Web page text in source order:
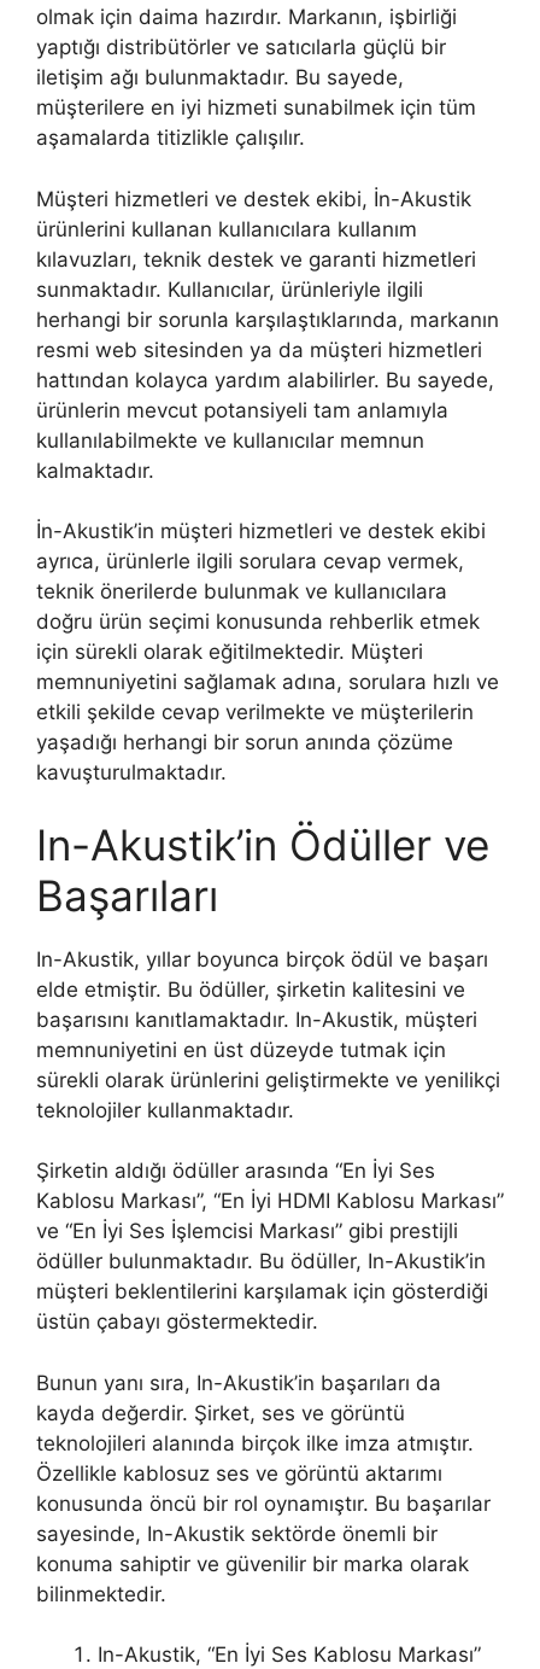
olmak için daima hazırdır. Markanın, işbirliği
yaptığı distribütörler ve satıcılarla güçlü bir
iletişim ağı bulunmaktadır. Bu sayede,
müşterilere en iyi hizmeti sunabilmek için tüm
aşamalarda titizlikle çalışılır.
Müşteri hizmetleri ve destek ekibi, İn-Akustik
ürünlerini kullanan kullanıcılara kullanım
kılavuzları, teknik destek ve garanti hizmetleri
sunmaktadır. Kullanıcılar, ürünleriyle ilgili
herhangi bir sorunla karşılaştıklarında, markanın
resmi web sitesinden ya da müşteri hizmetleri
hattından kolayca yardım alabilirler. Bu sayede,
ürünlerin mevcut potansiyeli tam anlamıyla
kullanılabilmekte ve kullanıcılar memnun
kalmaktadır.
İn-Akustik’in müşteri hizmetleri ve destek ekibi
ayrıca, ürünlerle ilgili sorulara cevap vermek,
teknik önerilerde bulunmak ve kullanıcılara
doğru ürün seçimi konusunda rehberlik etmek
için sürekli olarak eğitilmektedir. Müşteri
memnuniyetini sağlamak adına, sorulara hızlı ve
etkili şekilde cevap verilmekte ve müşterilerin
yaşadığı herhangi bir sorun anında çözüme
kavuşturulmaktadır.
In-Akustik’in Ödüller ve
Başarıları
In-Akustik, yıllar boyunca birçok ödül ve başarı
elde etmiştir. Bu ödüller, şirketin kalitesini ve
başarısını kanıtlamaktadır. In-Akustik, müşteri
memnuniyetini en üst düzeyde tutmak için
sürekli olarak ürünlerini geliştirmekte ve yenilikçi
teknolojiler kullanmaktadır.
Şirketin aldığı ödüller arasında “En İyi Ses
Kablosu Markası”, “En İyi HDMI Kablosu Markası”
ve “En İyi Ses İşlemcisi Markası” gibi prestijli
ödüller bulunmaktadır. Bu ödüller, In-Akustik’in
müşteri beklentilerini karşılamak için gösterdiği
üstün çabayı göstermektedir.
Bunun yanı sıra, In-Akustik’in başarıları da
kayda değerdir. Şirket, ses ve görüntü
teknolojileri alanında birçok ilke imza atmıştır.
Özellikle kablosuz ses ve görüntü aktarımı
konusunda öncü bir rol oynamıştır. Bu başarılar
sayesinde, In-Akustik sektörde önemli bir
konuma sahiptir ve güvenilir bir marka olarak
bilinmektedir.
In-Akustik, “En İyi Ses Kablosu Markası”